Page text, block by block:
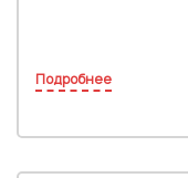
Подробнее